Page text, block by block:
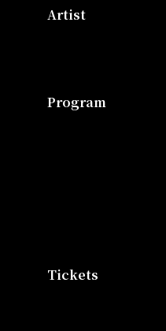
Artist
Program
Tickets